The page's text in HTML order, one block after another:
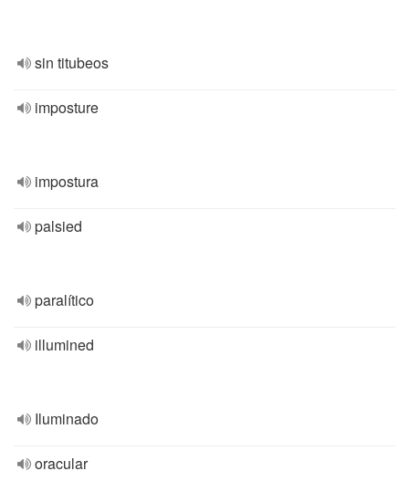
sin titubeos
imposture
impostura
palsied
paralítico
illumined
Iluminado
oracular